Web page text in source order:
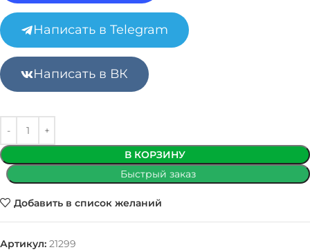
Написать в Telegram
Написать в ВК
В КОРЗИНУ
Быстрый заказ
Добавить в список желаний
Артикул: 21299